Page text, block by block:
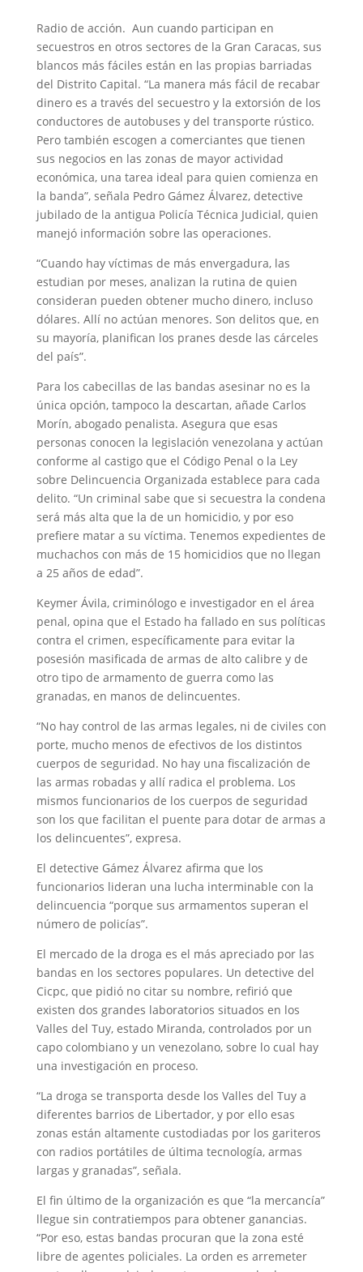
Radio de acción. Aun cuando participan en
secuestros en otros sectores de la Gran Caracas, sus
blancos más fáciles están en las propias barriadas
del Distrito Capital. “La manera más fácil de recabar
dinero es a través del secuestro y la extorsión de los
conductores de autobuses y del transporte rústico.
Pero también escogen a comerciantes que tienen
sus negocios en las zonas de mayor actividad
económica, una tarea ideal para quien comienza en
la banda”, señala Pedro Gámez Álvarez, detective
jubilado de la antigua Policía Técnica Judicial, quien
manejó información sobre las operaciones.
“Cuando hay víctimas de más envergadura, las
estudian por meses, analizan la rutina de quien
consideran pueden obtener mucho dinero, incluso
dólares. Allí no actúan menores. Son delitos que, en
su mayoría, planifican los pranes desde las cárceles
del país”.
Para los cabecillas de las bandas asesinar no es la
única opción, tampoco la descartan, añade Carlos
Morín, abogado penalista. Asegura que esas
personas conocen la legislación venezolana y actúan
conforme al castigo que el Código Penal o la Ley
sobre Delincuencia Organizada establece para cada
delito. “Un criminal sabe que si secuestra la condena
será más alta que la de un homicidio, y por eso
prefiere matar a su víctima. Tenemos expedientes de
muchachos con más de 15 homicidios que no llegan
a 25 años de edad”.
Keymer Ávila, criminólogo e investigador en el área
penal, opina que el Estado ha fallado en sus políticas
contra el crimen, específicamente para evitar la
posesión masificada de armas de alto calibre y de
otro tipo de armamento de guerra como las
granadas, en manos de delincuentes.
“No hay control de las armas legales, ni de civiles con
porte, mucho menos de efectivos de los distintos
cuerpos de seguridad. No hay una fiscalización de
las armas robadas y allí radica el problema. Los
mismos funcionarios de los cuerpos de seguridad
son los que facilitan el puente para dotar de armas a
los delincuentes”, expresa.
El detective Gámez Álvarez afirma que los
funcionarios lideran una lucha interminable con la
delincuencia “porque sus armamentos superan el
número de policías”.
El mercado de la droga es el más apreciado por las
bandas en los sectores populares. Un detective del
Cicpc, que pidió no citar su nombre, refirió que
existen dos grandes laboratorios situados en los
Valles del Tuy, estado Miranda, controlados por un
capo colombiano y un venezolano, sobre lo cual hay
una investigación en proceso.
“La droga se transporta desde los Valles del Tuy a
diferentes barrios de Libertador, y por ello esas
zonas están altamente custodiadas por los gariteros
con radios portátiles de última tecnología, armas
largas y granadas”, señala.
El fin último de la organización es que “la mercancía”
llegue sin contratiempos para obtener ganancias.
“Por eso, estas bandas procuran que la zona esté
libre de agentes policiales. La orden es arremeter